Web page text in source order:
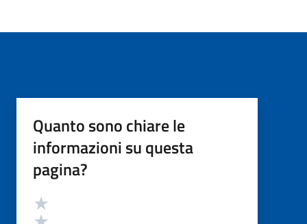
Quanto sono chiare le
informazioni su questa
pagina?
Valutazione